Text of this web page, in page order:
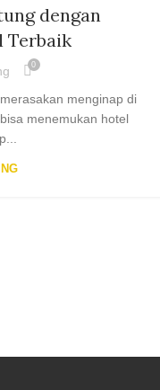
dengan
Terbaik
0
menginap di
menemukan hotel